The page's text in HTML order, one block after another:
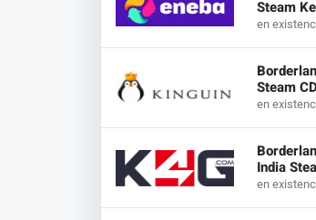
Steam
en
Steam
en
India
en